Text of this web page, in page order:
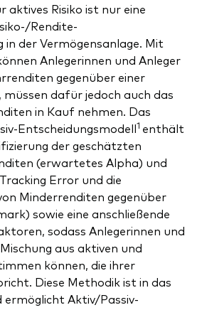
aktives Risiko ist nur eine
Rendite-
der Vermögensanlage. Mit
Anlegerinnen und Anleger
gegenüber einer
müssen dafür jedoch auch das
in Kauf nehmen. Das
Entscheidungsmodell1 enthält
der geschätzten
(erwartetes Alpha) und
Error und die
Minderrenditen gegenüber
sowie eine anschließende
sodass Anlegerinnen und
aus aktiven und
können, die ihrer
Diese Methodik ist in das
Aktiv/Passiv-